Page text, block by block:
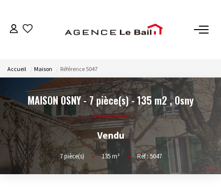
ESTIMATION
LOCATIONS
GESTION
Espace Propriétaire
Accueil Maison Référence 5047
MAISON OSNY - 7 pièce(s) - 135 m2,Osny
Vendu
7pièce(s) • 135m² • Réf : 5047